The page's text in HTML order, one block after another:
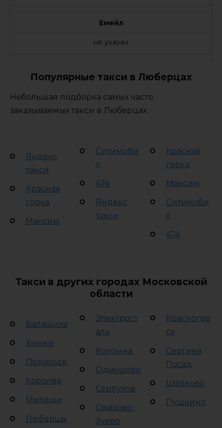
Емейл
не указан
Популярные такси в Люберцах
Небольшая подборка самых часто
заказываемых такси в Люберцах.
Яндекс
такси
Красная
горка
Максим
Ситимоби
л
474
Яндекс
такси
Красная
горка
Максим
Ситимоби
л
474
Такси в других городах Московской
области
Балашиха
Химки
Подольск
Королёв
Мытищи
Люберцы
Электрост
аль
Коломна
Одинцово
Серпухов
Орехово-
Зуево
Красногор
ск
Сергиев
Посад
Щёлково
Пушкино